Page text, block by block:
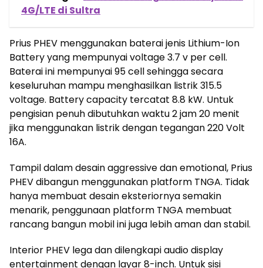
4G/LTE di Sultra
Prius PHEV menggunakan baterai jenis Lithium-Ion
Battery yang mempunyai voltage 3.7 v per cell.
Baterai ini mempunyai 95 cell sehingga secara
keseluruhan mampu menghasilkan listrik 315.5
voltage. Battery capacity tercatat 8.8 kW. Untuk
pengisian penuh dibutuhkan waktu 2 jam 20 menit
jika menggunakan listrik dengan tegangan 220 Volt
16A.
Tampil dalam desain aggressive dan emotional, Prius
PHEV dibangun menggunakan platform TNGA. Tidak
hanya membuat desain eksteriornya semakin
menarik, penggunaan platform TNGA membuat
rancang bangun mobil ini juga lebih aman dan stabil.
Interior PHEV lega dan dilengkapi audio display
entertainment dengan layar 8-inch. Untuk sisi